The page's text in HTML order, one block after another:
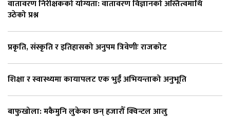
वातावरण निरीक्षकको योग्यता: वातावरण विज्ञानको अस्तित्वमाथि
उठेको प्रश्न
प्रकृति, संस्कृति र इतिहासको अनुपम त्रिवेणीः राजकोट
शिक्षा र स्वास्थ्यमा कायापलट एक भुईँ अभियन्ताको अनुभूति
बाफुखोला: मकैमुनि लुकेका छन् हजारौँ क्विन्टल आलु